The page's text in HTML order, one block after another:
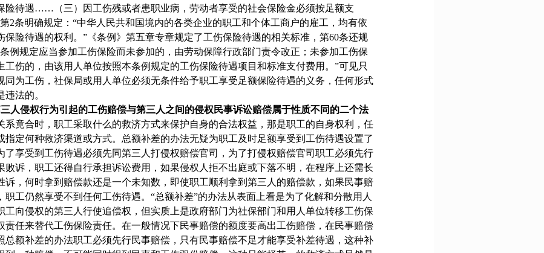
险待遇……（三）因工伤残或者患职业病，劳动者享受的社会保险金必须按足额支
2条明确规定：“中华人民共和国境内的各类企业的职工和个体工商户的雇工，均有依
保险待遇的权利。”《条例》第五章专章规定了工伤保险待遇的相关标准，第60条还规
例规定应当参加工伤保险而未参加的，由劳动保障行政部门责令改正；未参加工伤保
工伤的，由该用人单位按照本条例规定的工伤保险待遇项目和标准支付费用。”可见只
同为工伤，社保局或用人单位必须无条件给予职工享受足额保险待遇的义务，任何形式
法的。
人侵权行为引起的工伤赔偿与第三人之间的侵权民事诉讼赔偿属于性质不同的二个法
系竟合时，职工采取什么的救济方式来保护自身的合法权益，那是职工的自身权利，任
指定何种救济渠道或方式。总额补差的办法无疑为职工及时足额享受到工伤待遇设置了
了享受到工伤待遇必须先同第三人打侵权赔偿官司，为了打侵权赔偿官司职工必须先行
败诉，职工还得自行承担诉讼费用，如果侵权人拒不出庭或下落不明，在程序上还需长
诉，何时拿到赔偿款还是一个未知数，即使职工顺利拿到第三人的赔偿款，如果民事赔
职工仍然享受不到任何工伤待遇。“总额补差”的办法从表面上看是为了化解和分散用人
工向侵权的第三人行使追偿权，但实质上是政府部门为社保部门和用人单位转移工伤保
责任来替代工伤保险责任。在一般情况下民事赔偿的额度要高出工伤赔偿，在民事赔偿
总额补差的办法职工必须先行民事赔偿，只有民事赔偿不足才能享受补差待遇，这种补